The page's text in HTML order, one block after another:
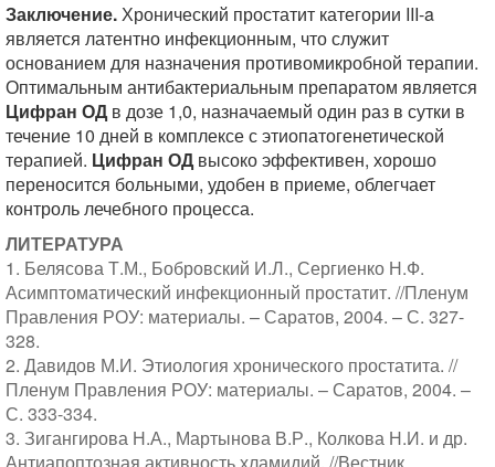
Заключение.Хронический простатит категории III-a
является латентно инфекционным, что служит
основанием для назначения противомикробной терапии.
Оптимальным антибактериальным препаратом является
Цифран ОД в дозе 1,0, назначаемый один раз в сутки в
течение 10 дней в комплексе с этиопатогенетической
терапией. Цифран ОД высоко эффективен, хорошо
переносится больными, удобен в приеме, облегчает
контроль лечебного процесса.
ЛИТЕРАТУРА
1. Белясова Т.М., Бобровский И.Л., Сергиенко Н.Ф.
Асимптоматический инфекционный простатит. //Пленум
Правления РОУ: материалы. – Саратов, 2004. – С. 327-
328.
2. Давидов М.И. Этиология хронического простатита. //
Пленум Правления РОУ: материалы. – Саратов, 2004. –
С. 333-334.
3. Зигангирова Н.А., Мартынова В.Р., Колкова Н.И. и др.